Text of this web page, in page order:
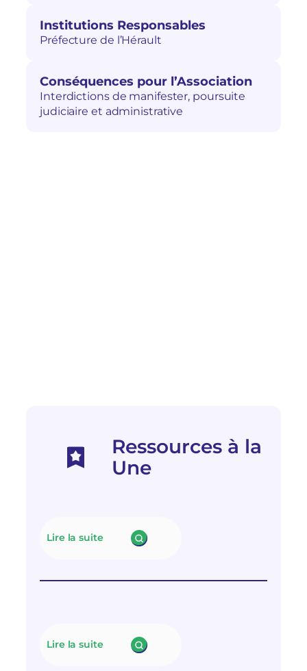
Institutions Responsables
Préfecture de l’Hérault
Conséquences pour l’Association
Interdictions de manifester, poursuite
judiciaire et administrative
Ressources à la
Une
Lire la suite
l
Lire la suite